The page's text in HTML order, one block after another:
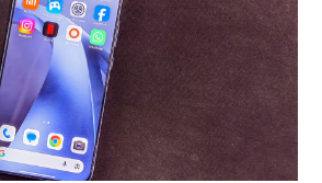
se observa el
objetos (muy
lo demás) y la
de elegir una